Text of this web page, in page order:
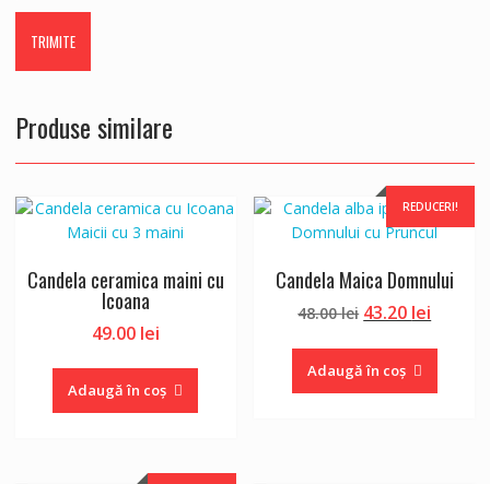
Produse similare
Candela ceramica maini cu
Icoana
49.00 lei
Adaugă în coș
REDUCERI!
Candela Maica Domnului
48.00lei Prețul
a
fost:
43.20 lei
Adaugă în coș